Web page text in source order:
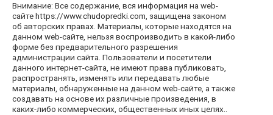
Внимание: Все содержание, вся информация на web-
сайте https://www.chudopredki.com, защищена законом
об авторских правах. Материалы, которые находятся на
данном web-сайте, нельзя воспроизводить в какой-либо
форме без предварительного разрешения
администрации сайта. Пользователи и посетители
данного интернет-сайта, не имеют права публиковать,
распространять, изменять или передавать любые
материалы, обнаруженные на данном web-сайте, а также
создавать на основе их различные произведения, в
каких-либо коммерческих, общественных иных целях..